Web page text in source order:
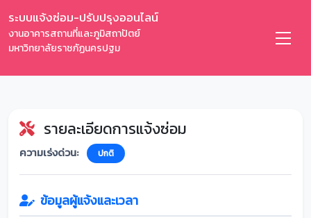
ระบบแจ้งซ่อม-ปรับปรุงออนไลน์
งานอาคารสถานที่และภูมิสถาปัตย์
มหาวิทยาลัยราชภัฏนครปฐม
รายละเอียดการแจ้งซ่อม
ความเร่งด่วน: ปกติ
ข้อมูลผู้แจ้งและเวลา